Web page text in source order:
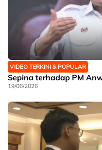
VIDEO TERKINI & POPULAR
Sepina terhadap PM
19/06/2026